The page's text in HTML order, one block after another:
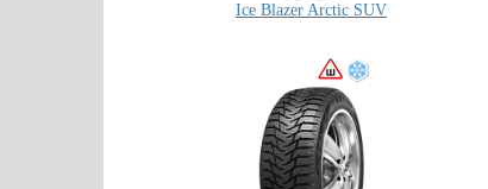
Ice Blazer Arctic SUV